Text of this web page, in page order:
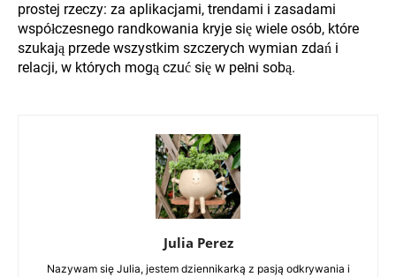
prostej rzeczy: za aplikacjami, trendami i zasadami
współczesnego randkowania kryje się wiele osób, które
szukają przede wszystkim szczerych wymian zdań i
relacji, w których mogą czuć się w pełni sobą.
Julia Perez
Nazywam się Julia, jestem dziennikarką z pasją odkrywania i